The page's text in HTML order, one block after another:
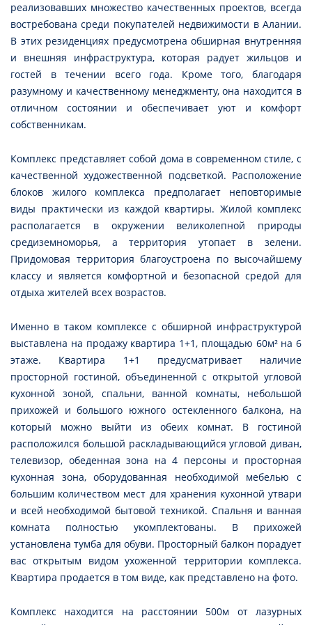
реализовавших множество качественных проектов, всегда
востребована среди покупателей недвижимости в Алании.
В этих резиденциях предусмотрена обширная внутренняя
и внешняя инфраструктура, которая радует жильцов и
гостей в течении всего года. Кроме того, благодаря
разумному и качественному менеджменту, она находится в
отличном состоянии и обеспечивает уют и комфорт
собственникам.
Комплекс представляет собой дома в современном стиле, с
качественной художественной подсветкой. Расположение
блоков жилого комплекса предполагает неповторимые
виды практически из каждой квартиры. Жилой комплекс
располагается в окружении великолепной природы
средиземноморья, а территория утопает в зелени.
Придомовая территория благоустроена по высочайшему
классу и является комфортной и безопасной средой для
отдыха жителей всех возрастов.
Именно в таком комплексе с обширной инфраструктурой
выставлена на продажу квартира 1+1, площадью 60м² на 6
этаже. Квартира 1+1 предусматривает наличие
просторной гостиной, объединенной с открытой угловой
кухонной зоной, спальни, ванной комнаты, небольшой
прихожей и большого южного остекленного балкона, на
который можно выйти из обеих комнат. В гостиной
расположился большой раскладывающийся угловой диван,
телевизор, обеденная зона на 4 персоны и просторная
кухонная зона, оборудованная необходимой мебелью с
большим количеством мест для хранения кухонной утвари
и всей необходимой бытовой техникой. Спальня и ванная
комната полностью укомплектованы. В прихожей
установлена тумба для обуви. Просторный балкон порадует
вас открытым видом ухоженной территории комплекса.
Квартира продается в том виде, как представлено на фото.
Комплекс находится на расстоянии 500м от лазурных